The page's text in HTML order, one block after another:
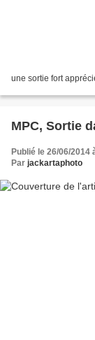
une sortie fort
MPC, Sortie
Publié le 26/06/2014
Par jackartaphoto